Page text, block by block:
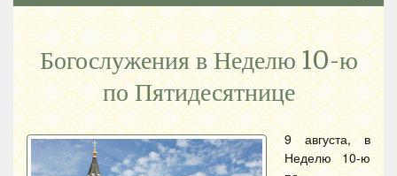
Богослужения в Неделю 10-ю
по Пятидесятнице
9 августа, в
Неделю 10-ю